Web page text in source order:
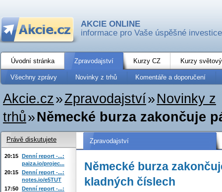
AKCIE ONLINE
informace pro Vaše úspěšné investice
Úvodní stránka Zpravodajství Kurzy CZ Kurzy
Všechny zprávy Novinky z trhů Komentáře a doporučení
Akcie.cz»Zpravodajství» Novinky z
trhů»Německé burza zakončuje
Zpravodajství
Německé burza
kladných číslech
Právě diskutujete
20:15 Denní report -...:
paiza.io/projec...
20:15 Denní report -...:
notes.io/e5TUT
17:50 Denní report -...: